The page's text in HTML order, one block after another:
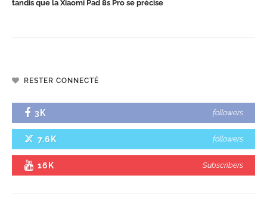
tandis que la Xiaomi Pad 8s Pro se précise
RESTER CONNECTÉ
3K followers
7.6K followers
16K Subscribers